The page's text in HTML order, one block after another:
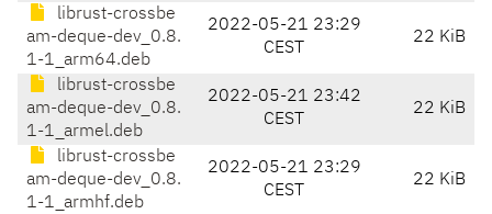
librust-crossbe
am-deque-dev_0.8.
1-1_arm64.deb
2022-05-21 23:29
CEST
22 KiB
librust-crossbe
am-deque-dev_0.8.
1-1_armel.deb
2022-05-21 23:42
CEST
22 KiB
librust-crossbe
am-deque-dev_0.8.
1-1_armhf.deb
2022-05-21 23:29
CEST
22 KiB